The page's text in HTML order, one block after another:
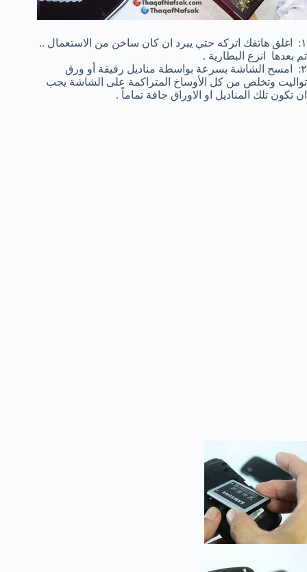
١: اغلق هاتفك اتركه حتي يبرد ان كان ساخن من الاستعمال ..
ثم بعدها انزع البطارية .
٢: امسح الشاشة بسرعة بواسطة مناديل رقيقة أو ورق
تواليت وتخلص من كل الأوساخ المتراكمة على الشاشة يجب
ان تكون تلك المناديل او الاوراق جافة تماماً .